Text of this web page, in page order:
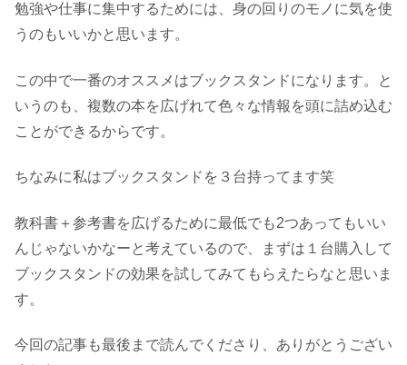
勉強や仕事に集中するためには、身の回りのモノに気を使
うのもいいかと思います。
この中で一番のオススメはブックスタンドになります。と
いうのも、複数の本を広げれて色々な情報を頭に詰め込む
ことができるからです。
ちなみに私はブックスタンドを３台持ってます笑
教科書＋参考書を広げるために最低でも2つあってもいい
んじゃないかなーと考えているので、まずは１台購入して
ブックスタンドの効果を試してみてもらえたらなと思いま
す。
今回の記事も最後まで読んでくださり、ありがとうござい